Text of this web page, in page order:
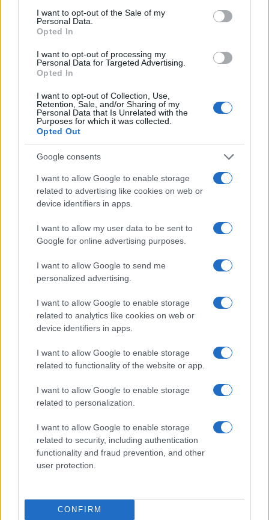
consent section.
I want to opt-out of the Sale of my
Personal Data.
Opted In
I want to opt-out of processing my
Personal Data for Targeted Advertising.
Opted In
I want to opt-out of Collection, Use,
Retention, Sale, and/or Sharing of my
Personal Data that Is Unrelated with the
Purposes for which it was collected.
Opted Out
Google consents
I want to allow Google to enable storage
related to advertising like cookies on web or
device identifiers in apps.
I want to allow my user data to be sent to
Google for online advertising purposes.
I want to allow Google to send me
personalized advertising.
I want to allow Google to enable storage
related to analytics like cookies on web or
device identifiers in apps.
I want to allow Google to enable storage
related to functionality of the website or app.
I want to allow Google to enable storage
related to personalization.
I want to allow Google to enable storage
related to security, including authentication
functionality and fraud prevention, and other
user protection.
CONFIRM
TWITTER
Precedente
Slitta l’obbligo dei
antiabbandono
Successiva
ULTIM’ORA
Palazzo evacuato
per fuga di gas
Tag: Attentato Iraq Isis
ARTICOLI CORRELATI
terroristi
Attentato nella cattedrale di Nizza: tre vittime
L’ISIS rivendica